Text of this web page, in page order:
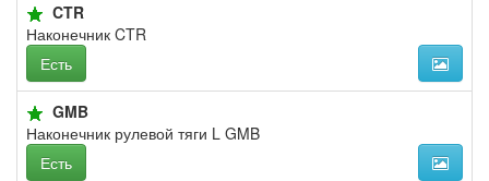
CTR
Наконечник CTR
Есть
GMB
Наконечник рулевой тяги L GMB
Есть